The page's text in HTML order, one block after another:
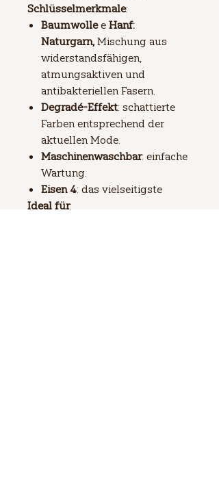
Schlüsselmerkmale:
Baumwollee Hanf:
Naturgarn,Mischung aus
widerstandsfähigen,
atmungsaktiven und
antibakteriellen Fasern.
Degradé-Effekt: schattierte
Farben entsprechend der
aktuellen Mode.
Maschinenwaschbar: einfache
Wartung.
Eisen 4: das vielseitigste
Ideal für: